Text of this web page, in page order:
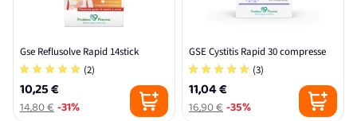
Gse Reflusolve Rapid 14stick
(2)
10,25 €
14,80 €-31%
GSE Cystitis Rapid 30 compresse
(3)
11,04 €
16,90 €-35%